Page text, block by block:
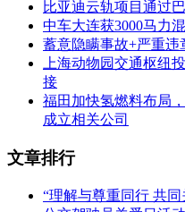
比亚迪云轨项目通过
中车大连获3000马力
蓄意隐瞒事故+严重违
上海动物园交通枢纽
接
福田加快氢燃料布局
成立相关公司
文章排行
“理解与尊重同行 共